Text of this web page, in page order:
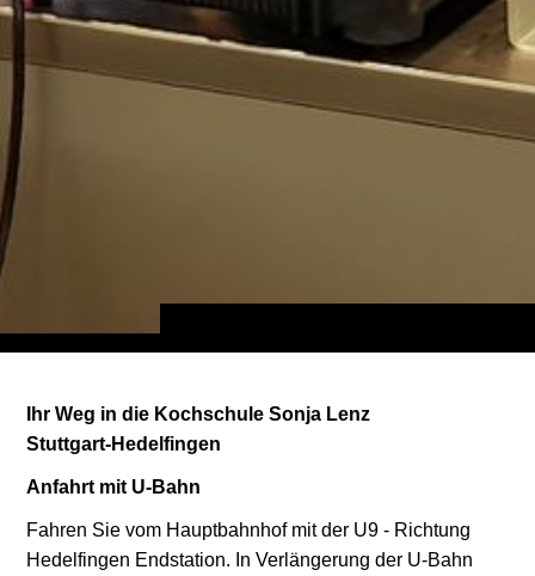
Ihr Weg in die Kochschule Sonja Lenz
Stuttgart-Hedelfingen
Anfahrt mit U-Bahn
Fahren Sie vom Hauptbahnhof mit der U9 - Richtung
Hedelfingen Endstation. In Verlängerung der U-Bahn